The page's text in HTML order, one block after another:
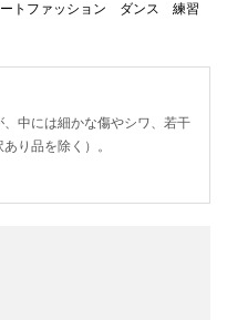
トファッション ダンス 練習
中には細かな傷やシワ、若干
り品を除く）。